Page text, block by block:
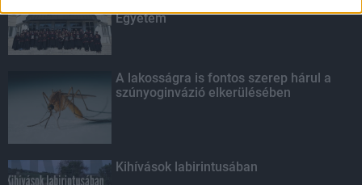
Egyetem
A lakosságra is fontos szerep hárul a
szúnyoginvázió elkerülésében
Kihívások labirintusában